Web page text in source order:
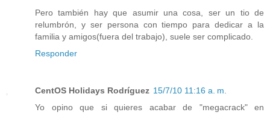
Pero también hay que asumir una cosa, ser un tio de
relumbrón, y ser persona con tiempo para dedicar a la
familia y amigos(fuera del trabajo), suele ser complicado.
Responder
CentOS Holidays Rodríguez 15/7/10 11:16 a. m.
Yo opino que si quieres acabar de "megacrack" en